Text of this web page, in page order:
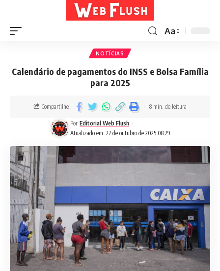
Aa
NOTÍCIAS
Calendário de pagamentos do INSS e Bolsa Família
para 2025
Atualizado em: 27 de outubro de 2025 08:29
Por Editorial Web Flush
Compartilhe 8 min. de leitura